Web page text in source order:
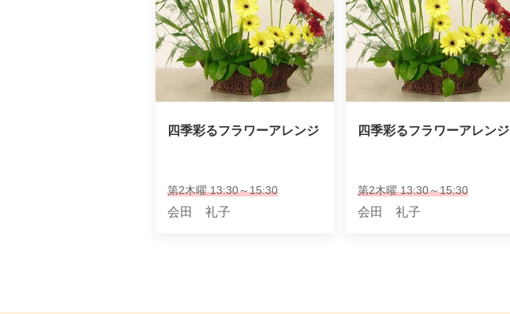
四季彩るフラワーアレンジ
第2木曜 13:30～15:30
会田 礼子
四季彩るフラワーアレンジ
第2木曜 13:30～15:30
会田 礼子